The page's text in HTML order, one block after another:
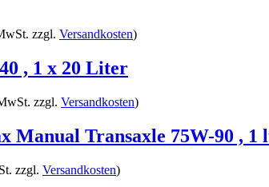
zzgl. Versandkosten)
, 1 x 20 Liter
zzgl. Versandkosten)
Manual Transaxle 75W-90 , 1
zzgl. Versandkosten)